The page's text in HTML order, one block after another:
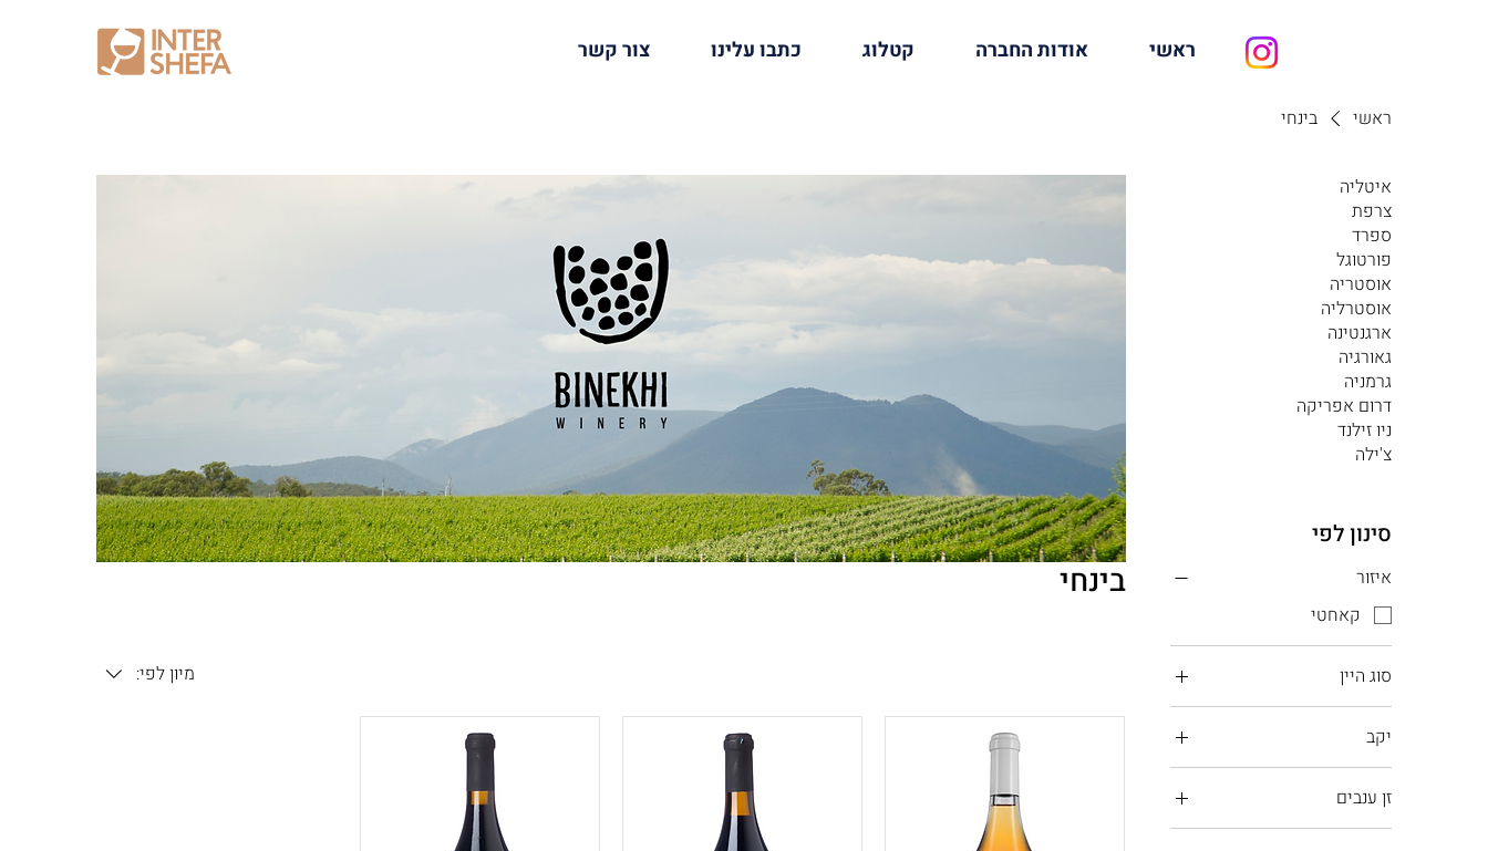
ראשי אודות החברה קטלוג כתבו עלינו צור קשר
ראשי בינחי
איטליה
צרפת
ספרד
פורטוגל
אוסטריה
אוסטרליה
ארגנטינה
גאורגיה
גרמניה
דרום אפריקה
ניו זילנד
צ'ילה
סינון לפי
איזור
קאחטי
סוג היין
יין אדום
יקב
בינחי
זן ענבים
ספראבי
בינחי
מיון לפי: